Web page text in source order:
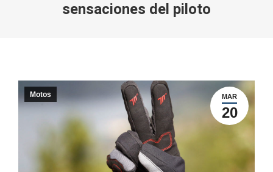
sensaciones del piloto
MAR
20
Motos